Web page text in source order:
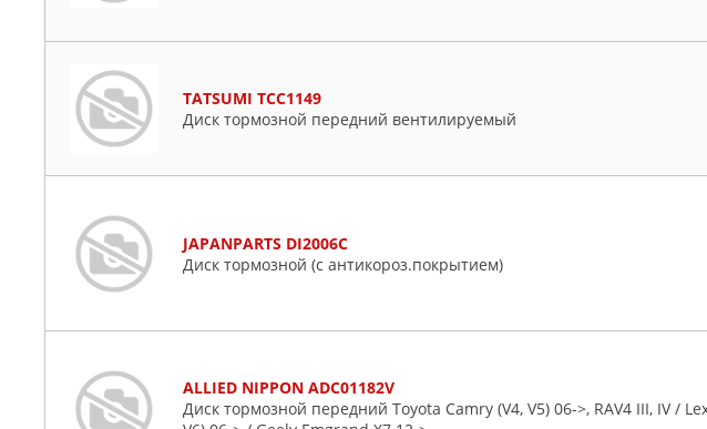
TATSUMI TCC1149
Диск тормозной передний вентилируемый
JAPANPARTS DI2006C
Диск тормозной (c антикороз.покрытием)
ALLIED NIPPON ADC01182V
Диск тормозной передний Toyota Camry (V4, V5) 06->, RAV4 III, IV /